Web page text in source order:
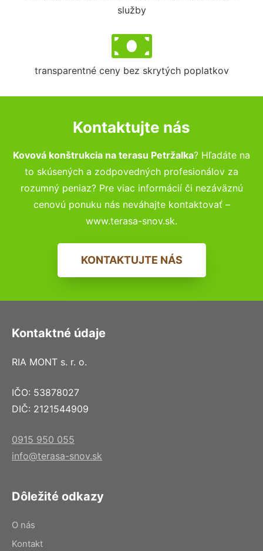
služby
transparentné ceny bez skrytých poplatkov
Kontaktujte nás
Kovová konštrukcia na terasu Petržalka? Hľadáte na
to skúsených a zodpovedných profesionálov za
rozumný peniaz? Pre viac informácií či nezáväznú
cenovú ponuku nás neváhajte kontaktovať –
www.terasa-snov.sk.
KONTAKTUJTE NÁS
Kontaktné údaje
RIA MONT s. r. o.
IČO: 53878027
DIČ: 2121544909
0915 950 055
info@terasa-snov.sk
Dôležité odkazy
O nás
Kontakt